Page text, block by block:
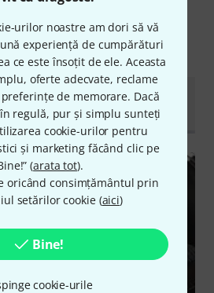
urilor noastre am dori să vă
experiență de cumpărături
ce este însoțit de ele. Aceasta
oferte adecvate, reclame
de memorare. Dacă
regulă, pur și simplu sunteți
cookie-urilor pentru
și marketing făcând clic pe
(arata tot).
oricând consimțământul prin
setărilor cookie (aici)
Bine!
cookie-urile
că?
Ghid
Online
Descărcări